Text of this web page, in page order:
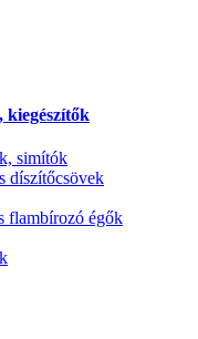
kiegészítők
simítók
díszítőcsövek
flambírozó égők